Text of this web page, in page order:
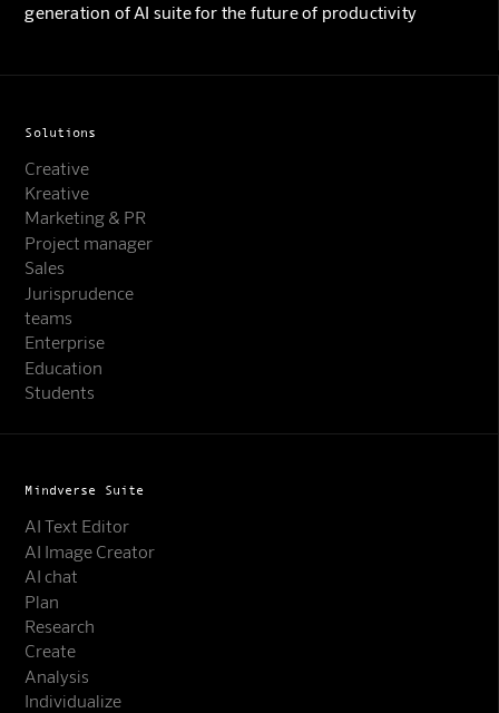
generation of AI suite for the future of productivity
Solutions
Creative
Kreative
Marketing & PR
Project manager
Sales
Jurisprudence
teams
Enterprise
Education
Students
Mindverse Suite
AI Text Editor
AI Image Creator
AI chat
Plan
Research
Create
Analysis
Individualize